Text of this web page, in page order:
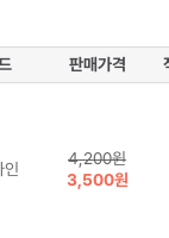
판매가격
인
4,200원
3,500원